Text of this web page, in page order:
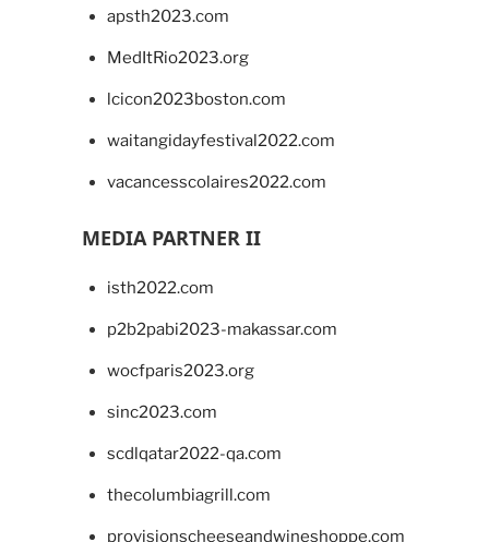
apsth2023.com
MedItRio2023.org
lcicon2023boston.com
waitangidayfestival2022.com
vacancesscolaires2022.com
MEDIA PARTNER II
isth2022.com
p2b2pabi2023-makassar.com
wocfparis2023.org
sinc2023.com
scdlqatar2022-qa.com
thecolumbiagrill.com
provisionscheeseandwineshoppe.com